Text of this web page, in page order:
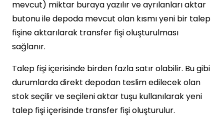
mevcut) miktar buraya yazılır ve ayrılanları aktar
butonu ile depoda mevcut olan kısmı yeni bir talep
fişine aktarılarak transfer fişi oluşturulması
sağlanır.
Talep fişi içerisinde birden fazla satır olabilir. Bu gibi
durumlarda direkt depodan teslim edilecek olan
stok seçilir ve seçileni aktar tuşu kullanılarak yeni
talep fişi içerisinde transfer fişi oluşturulur.